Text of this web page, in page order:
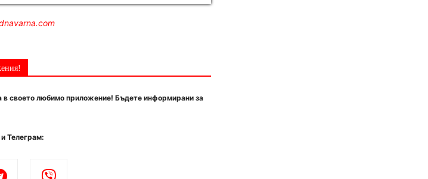
своето любимо приложение! Бъдете информирани за
Телеграм: